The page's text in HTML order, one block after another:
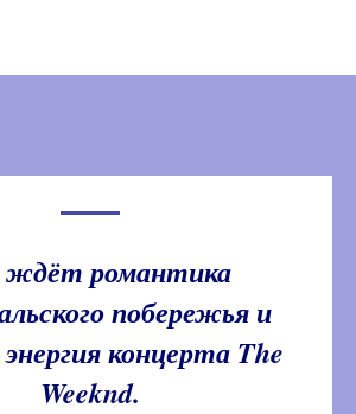
романтика
побережья и
концерта The
Weeknd.